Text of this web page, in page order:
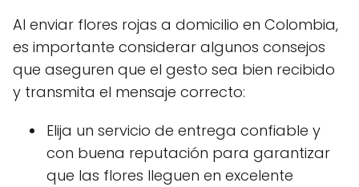
Al enviar flores rojas a domicilio en Colombia,
es importante considerar algunos consejos
que aseguren que el gesto sea bien recibido
y transmita el mensaje correcto:
Elija un servicio de entrega confiable y
con buena reputación para garantizar
que las flores lleguen en excelente